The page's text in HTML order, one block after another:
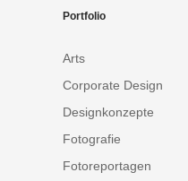
Portfolio
Arts
Corporate Design
Designkonzepte
Fotografie
Fotoreportagen